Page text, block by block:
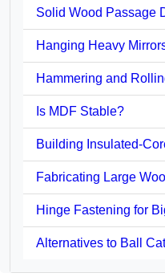
Solid Wood Passage
Hanging Heavy
Hammering and
Is MDF Stable?
Building Insulated-
Fabricating Large
Hinge Fastening for
Alternatives to Ball